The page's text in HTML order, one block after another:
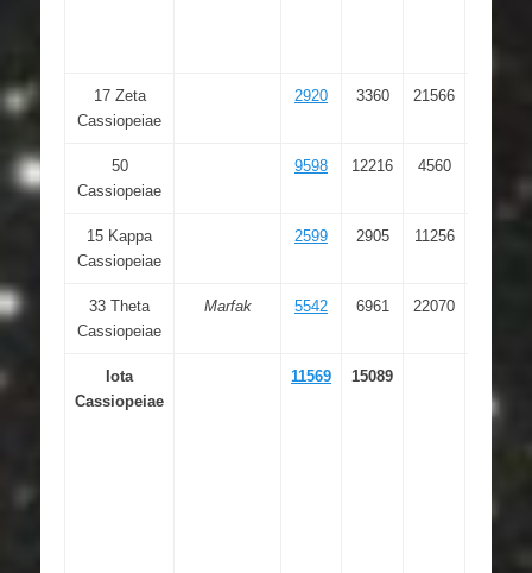
17 Zeta
Cassiopeiae
2920 3360 21566
50
Cassiopeiae
9598 12216 4560
15 Kappa
Cassiopeiae
2599 2905 11256
33 Theta
Cassiopeiae
Marfak 5542 6961 22070
Iota
Cassiopeiae
11569 15089
03.961